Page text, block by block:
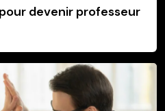
devenir professeur